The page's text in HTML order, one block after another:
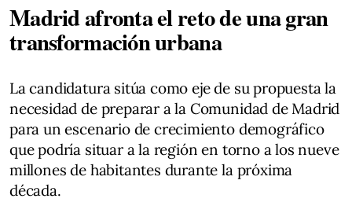
Madrid afronta el reto de una gran
transformación urbana
La candidatura sitúa como eje de su propuesta la
necesidad de preparar a la Comunidad de Madrid
para un escenario de crecimiento demográfico
que podría situar a la región en torno a los nueve
millones de habitantes durante la próxima
década.